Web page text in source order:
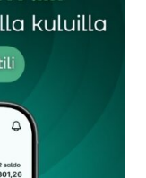
Pakolliset